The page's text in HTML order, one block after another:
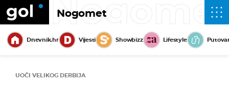
Nogomet
Dnevnik.hr Vijesti Showbizz Lifestyle
UOČI VELIKOG DERBIJA